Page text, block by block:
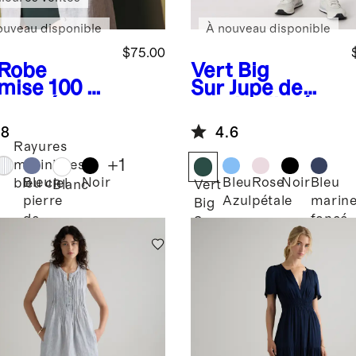
100 %
$75.00
disponible
Rayures
marinières
bleu ciel
Bleu
pierre
de
BlancNoir
+1
Vert Big
Sur Jupe de
Court Sport
À nouveau disponible
4.6
Vert
Big
Sur
Bleu
Azul
Rose
pétale
Noir Bleu
foncé